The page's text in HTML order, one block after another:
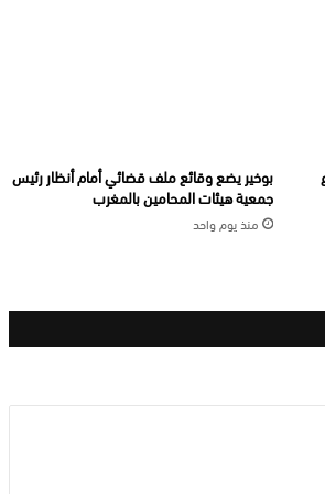
بوخير يضع وقائع ملف قضائي أمام أنظار رئيس
جمعية هيئات المحامين بالمغرب
منذ يوم واحد